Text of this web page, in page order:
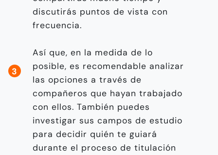
discutirás puntos de vista con
frecuencia.
Así que, en la medida de lo
posible, es recomendable analizar
las opciones a través de
compañeros que hayan trabajado
con ellos. También puedes
investigar sus campos de estudio
para decidir quién te guiará
durante el proceso de titulación